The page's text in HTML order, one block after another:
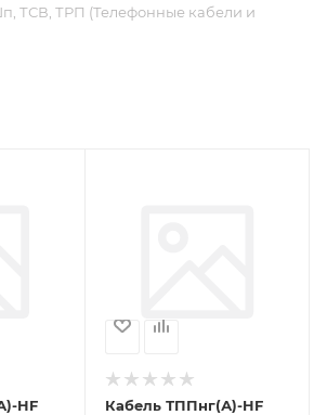
ТСВ, ТРП (Телефонные кабели и
HF
Кабель ТППнг(А)-HF